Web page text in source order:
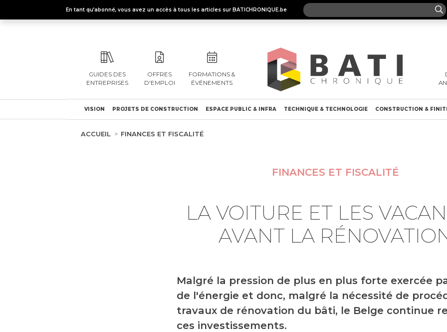
En tant qu’abonné, vous avez un accès à tous les articles sur BATICHRONIQUE.be
GUIDES DES
ENTREPRISES
OFFRES
D'EMPLOI
FORMATIONS &
ÉVÉNEMENTS
VISION PROJETS DE CONSTRUCTION ESPACE PUBLIC & INFRA TECHNIQUE & TECHNOLOGIE CONSTRUCTION &
ACCUEIL FINANCES ET FISCALITÉ
FINANCES ET FISCALITÉ
LA VOITURE ET LES
AVANT LA
Malgré la pression de plus en plus forte exercée
de l'énergie et donc, malgré la nécessité de
travaux de rénovation du bâti, le Belge continue
ces investissements.